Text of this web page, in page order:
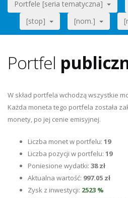
Portfele [seria tematyczna]
[stop]
[nom.]
Portfel
W skład portfela wchodzą wszystkie
Każda moneta tego portfela została
monety, po jej cenie emisyjnej.
Liczba monet w portfelu: 19
Liczba pozycji w portfelu: 19
Poniesione wydatki: 38 zł
Aktualna wartość: 997.05 zł
Zysk z inwestycji: 2523 %